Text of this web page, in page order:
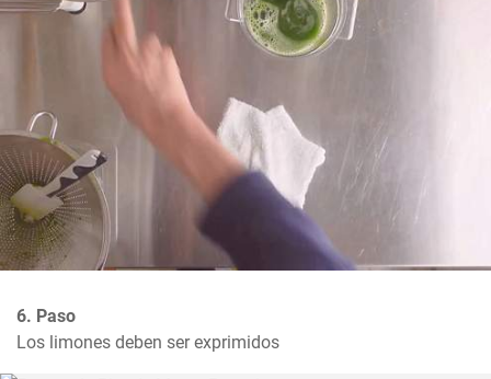
6. Paso
Los limones deben ser exprimidos